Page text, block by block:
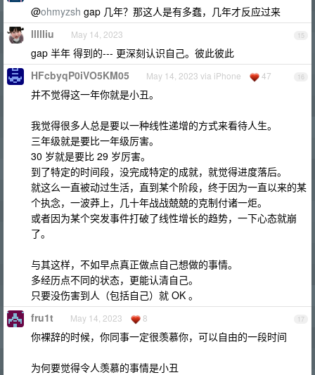
@ohmyzsh gap 几年？那这人是有多蠢，几年才反应过来
15
llllliu May 14, 2023
gap 半年 得到的--- 更深刻认识自己。彼此彼此
16
HFcbyqP0iVO5KM05 May 14, 2023 via iPhone 47
并不觉得这一年你就是小丑。
我觉得很多人总是要以一种线性递增的方式来看待人生。
三年级就是要比一年级厉害。
30 岁就是要比 29 岁厉害。
到了特定的时间段，没完成特定的成就，就觉得进度落后。
就这么一直被动过生活，直到某个阶段，终于因为一直以来的某
个执念，一波莽上，几十年战战兢兢的克制付诸一炬。
或者因为某个突发事件打破了线性增长的趋势，一下心态就崩
了。
与其这样，不如早点真正做点自己想做的事情。
多经历点不同的状态，更能认清自己。
只要没伤害到人（包括自己）就 OK 。
17
fru1t May 14, 2023 8
你裸辞的时候，你同事一定很羡慕你，可以自由的一段时间
为何要觉得令人羡慕的事情是小丑